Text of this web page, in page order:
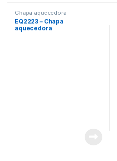
Chapa aquecedora
EQ2223 – Chapa
aquecedora